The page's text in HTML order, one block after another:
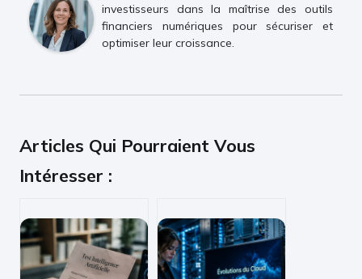
investisseurs dans la maîtrise des outils
financiers numériques pour sécuriser et
optimiser leur croissance.
Articles Qui Pourraient Vous
Intéresser :